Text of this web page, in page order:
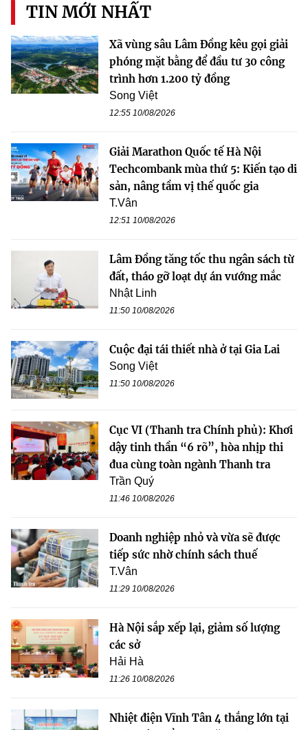
TIN MỚI NHẤT
Xã vùng sâu Lâm Đồng kêu gọi giải
phóng mặt bằng để đầu tư 30 công
trình hơn 1.200 tỷ đồng
Song Việt
12:55 10/08/2026
Giải Marathon Quốc tế Hà Nội
Techcombank mùa thứ 5: Kiến tạo di
sản, nâng tầm vị thế quốc gia
T.Vân
12:51 10/08/2026
Lâm Đồng tăng tốc thu ngân sách từ
đất, tháo gỡ loạt dự án vướng mắc
Nhật Linh
11:50 10/08/2026
Cuộc đại tái thiết nhà ở tại Gia Lai
Song Việt
11:50 10/08/2026
Cục VI (Thanh tra Chính phủ): Khơi
dậy tinh thần “6 rõ”, hòa nhịp thi
đua cùng toàn ngành Thanh tra
Trần Quý
11:46 10/08/2026
Doanh nghiệp nhỏ và vừa sẽ được
tiếp sức nhờ chính sách thuế
T.Vân
11:29 10/08/2026
Hà Nội sắp xếp lại, giảm số lượng
các sở
Hải Hà
11:26 10/08/2026
Nhiệt điện Vĩnh Tân 4 thắng lớn tại